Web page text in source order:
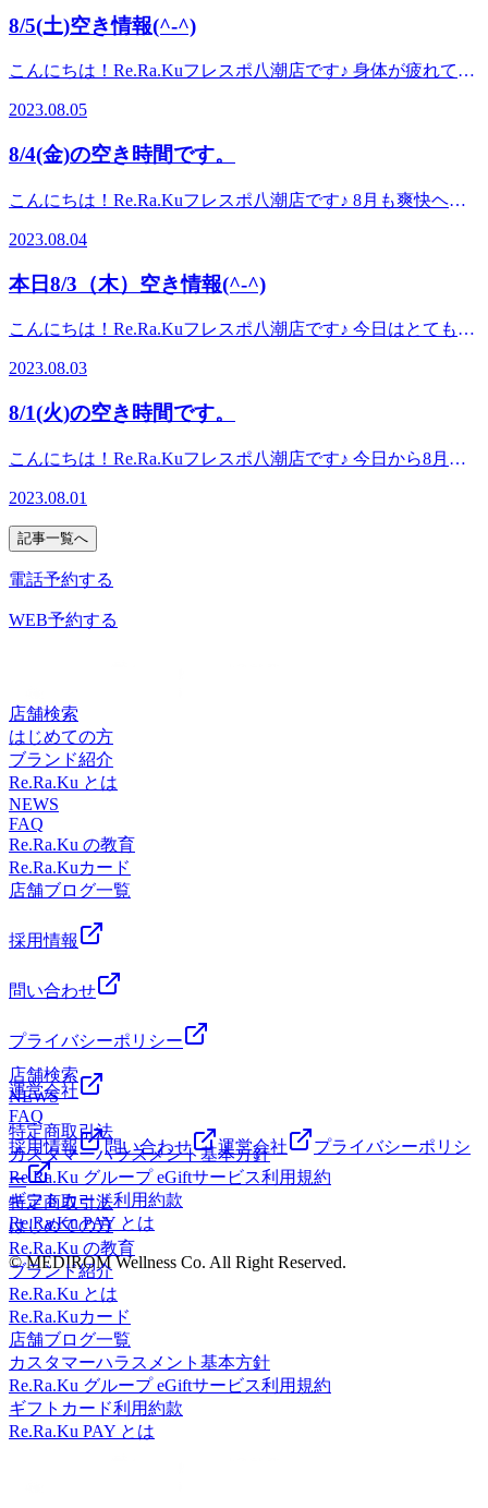
番号048-948-7939
のご予約も承り中です！ぜひお問い合わせください☆彡マッ
サージよりも気持ちイイ！『肩甲骨ケア＆ストレッチ』を取
り入れたリラク系ボディケア♪【予防】のボディケア始めま
048-948-7939
スプレーなどを使用して、暑さ対策に気を付けてください！
暑くてスッキリ爽快したいなと思ったら、爽快ヘッドスパは
すよ！！ それでは、8月6日（日）の空き時間です！ 12：
40～ 16：00～ 18：00～ 早めにご予約いただけますとご
り中です！ぜひお問い合わせください☆彡 マッサージより
も気持ちイイ！『肩甲骨ケア＆ストレッチ』を取り入れたリ
ラク系ボディケア♪【予防】のボディケア始めませんか？？
8/5(土)空き情報(^-^)
こんにちは！Re.Ra.Kuフレスポ八潮店です♪ 身体が疲れてい
かないなんてことありませんか？疲れていてとにかく全身や
ってほしいという方は、疲労撃退コースがオススメです
よ！！軽めにサクッとやってほしい方は、30分コース。入念
ってほしい方は、90分コース。お疲れの度合いに合わせてや
ってみてはいかがですか？ それでは、8月5日（土）の空き
いただけますとご希望のお時間にご案内ができます。 明日
以降のご予約も承り中です！ぜひお問い合わせください☆彡
マッサージよりも気持ちイイ！『肩甲骨ケア＆ストレッチ』
めませんか？？ Re.Ra.Ku（リラク）フレスポ八潮店 ＜電話
2023.08.05
8/4(金)の空き時間です。
こんにちは！Re.Ra.Kuフレスポ八潮店です♪ 8月も爽快ヘッ
方に、ハズレなしのくじ引きを引けるチャンス♪Ａ賞 施術
20分延長無料Ｂ賞 施術10分延長無料Ｃ賞 施術5分延長無
料 ※肩首ストレッチ・脚こしストレッチは、延長の対象外
了になります。この機会に是非ご利用くださいませ！！ そ
れでは、8月4日（金）の空き時間です！ 10：00～ 11：
間もございます。早めにご予約いただけますとご希望のお時
間にご案内ができます。 明日以降のご予約も承り中です！
ぜひお問い合わせください☆彡 マッサージよりも気持ちイ
ィケア♪【予防】のボディケア始めませんか？？
2023.08.04
本日8/3（木）空き情報(^-^)
こんにちは！Re.Ra.Kuフレスポ八潮店です♪ 今日はとても良
月3日（木）の空き時間です！ 12：10～ 13：00～ 16：
ができます。 明日以降のご予約も承り中です！ぜひお問い
骨ケア＆ストレッチ』を取り入れたリラク系ボディケア
♪【予防】のボディケア始めませんか？？ Re.Ra.Ku（リラ
2023.08.03
8/1(火)の空き時間です。
こんにちは！Re.Ra.Kuフレスポ八潮店です♪ 今日から8月で
いかも？これからまだまだ暑さが続きそうなので、体調管理
に気を付けてお過ごしください。 それでは、8月1（火）の
空き時間は・・・ 11：00～ 17：30～ 空きがございま
す。早めにご予約いただけますとご希望のお時間にご案内が
わせください☆彡 マッサージよりも気持ちイイ！『肩甲骨
2023.08.01
記事一覧へ
電話予約する
WEB予約する
店舗検索
はじめての方
ブランド紹介
Re.Ra.Ku とは
NEWS
FAQ
Re.Ra.Ku の教育
Re.Ra.Kuカード
店舗ブログ一覧
採用情報
問い合わせ
プライバシーポリシー
運営会社
特定商取引法
カスタマーハラスメント基本方針
Re.Ra.Ku グループ eGiftサービス利用規約
ギフトカード利用約款
Re.Ra.Ku PAY とは
© MEDIROM Wellness Co. All Right Reserved.
店舗検索
NEWS
FAQ
採用情報
問い合わせ 運営会社
プライバシーポリシ
ー
特定商取引法
はじめての方
Re.Ra.Ku の教育
ブランド紹介
Re.Ra.Ku とは
Re.Ra.Kuカード
店舗ブログ一覧
カスタマーハラスメント基本方針
Re.Ra.Ku グループ eGiftサービス利用規約
ギフトカード利用約款
Re.Ra.Ku PAY とは